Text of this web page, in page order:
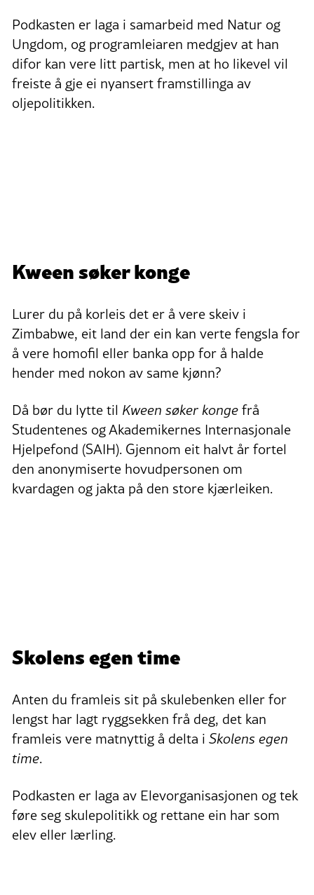
Podkasten er laga i samarbeid med Natur og
Ungdom, og programleiaren medgjev at han
difor kan vere litt partisk, men at ho likevel vil
freiste å gje ei nyansert framstillinga av
oljepolitikken.
Kween søker konge
Lurer du på korleis det er å vere skeiv i
Zimbabwe, eit land der ein kan verte fengsla for
å vere homofil eller banka opp for å halde
hender med nokon av same kjønn?
Då bør du lytte til Kween søker kongefrå
Studentenes og Akademikernes Internasjonale
Hjelpefond (SAIH). Gjennom eit halvt år fortel
den anonymiserte hovudpersonen om
kvardagen og jakta på den store kjærleiken.
Skolens egen time
Anten du framleis sit på skulebenken eller for
lengst har lagt ryggsekken frå deg, det kan
framleis vere matnyttig å delta i Skolens egen
time.
Podkasten er laga av Elevorganisasjonen og tek
føre seg skulepolitikk og rettane ein har som
elev eller lærling.